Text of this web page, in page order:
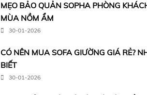
MẸO BẢO QUẢN SOPHA PHÒNG
MÙA NỒM ẨM
30-01-2026
CÓ NÊN MUA SOFA GIƯỜNG GIÁ RẺ?
BIẾT
30-01-2026